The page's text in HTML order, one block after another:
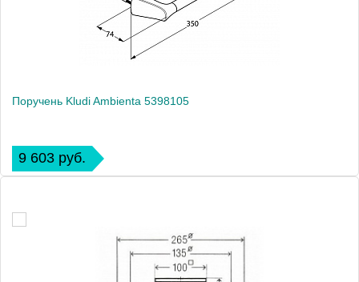
Поручень Kludi Ambienta 5398105
9 603 руб.